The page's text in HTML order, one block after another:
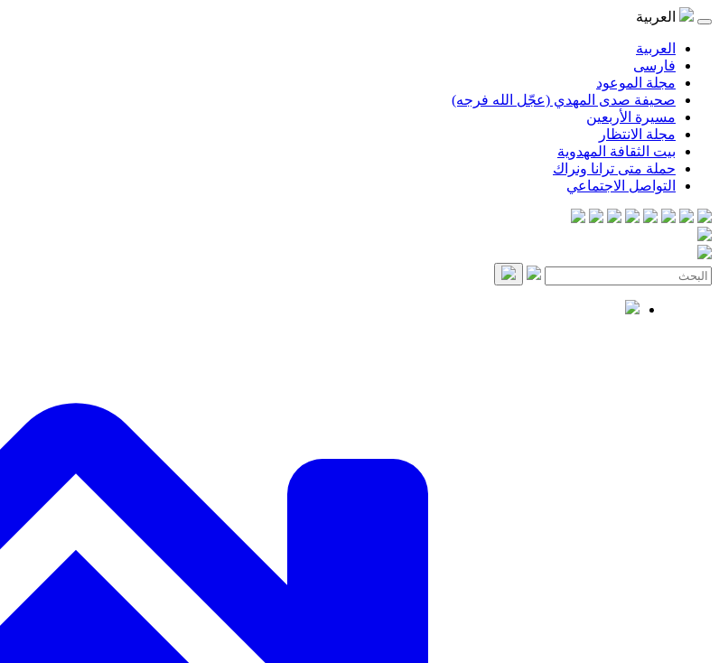
العربية
العربية
فارسی
مجلة الموعود
صحيفة صدى المهدي (عجّل الله فرجه)
مسيرة الأربعين
مجلة الانتظار
بيت الثقافة المهدوية
حملة متى ترانا ونراك
التواصل الاجتماعي